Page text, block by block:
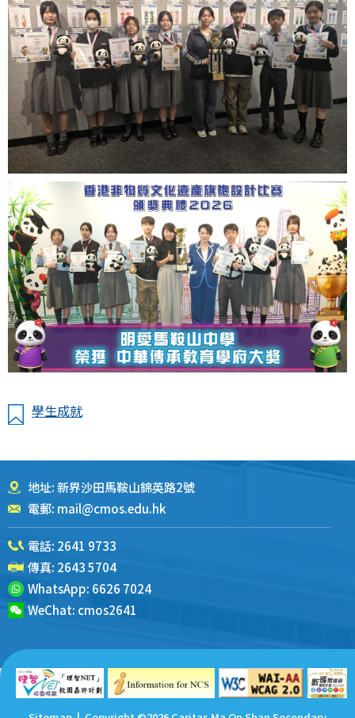
學生成就
地址: 新界沙田馬鞍山錦英路2號
電郵: mail@cmos.edu.hk
電話: 2641 9733
傳真: 2643 5704
WhatsApp: 6626 7024
WeChat: cmos2641